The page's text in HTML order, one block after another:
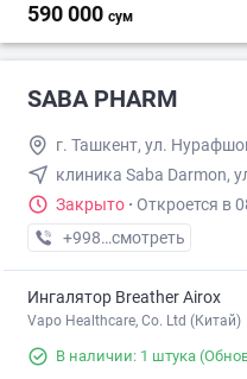
590 000 сум
SABA PHARM
г. Ташкент, ул.
клиника Saba Darmon,
Закрыто · Откроется в
+998 (99) XXX-XX-XX
смотреть
Ингалятор Breather Airox
Vapo Healthcare, Co. Ltd (Китай)
В наличии: 1 штука